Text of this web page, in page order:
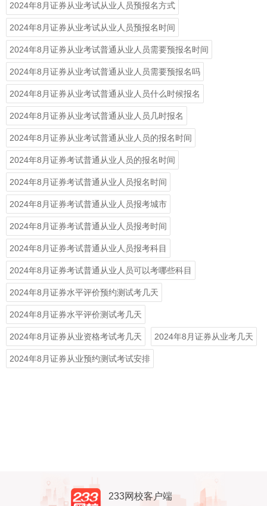
2024年8月证券从业考试从业人员预报名方式
2024年8月证券从业考试从业人员预报名时间
2024年8月证券从业考试普通从业人员需要预报名时间
2024年8月证券从业考试普通从业人员需要预报名吗
2024年8月证券从业考试普通从业人员什么时候报名
2024年8月证券从业考试普通从业人员几时报名
2024年8月证券从业考试普通从业人员的报名时间
2024年8月证券考试普通从业人员的报名时间
2024年8月证券考试普通从业人员报名时间
2024年8月证券考试普通从业人员报考城市
2024年8月证券考试普通从业人员报考时间
2024年8月证券考试普通从业人员报考科目
2024年8月证券考试普通从业人员可以考哪些科目
2024年8月证券水平评价预约测试考几天
2024年8月证券水平评价测试考几天
2024年8月证券从业资格考试考几天 2024年8月证券从业考几天
2024年8月证券从业预约测试考试安排
233网校客户端